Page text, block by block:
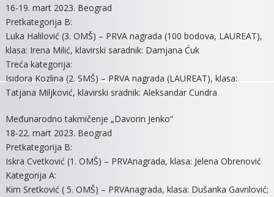
16-19. mart 2023. Beograd
Pretkategorija B:
Luka Halilović (3. OMŠ) – PRVA nagrada (100 bodova, LAUREAT),
klasa: Irena Milić, klavirski saradnik: Damjana Ćuk
Treća kategorija:
Isidora Kozlina (2. SMŠ) – PRVA nagrada (LAUREAT), klasa:
Tatjana Miljković, klavirski sradnik: Aleksandar Cundra
Međunarodno takmičenje „Davorin Jenko“
18-22. mart 2023. Beograd
Pretkategorija B:
Iskra Cvetković (1. OMŠ) – PRVAnagrada, klasa: Jelena Obrenović
Kategorija A:
Kim Sretković ( 5. OMŠ) – PRVAnagrada, klasa: Dušanka Gavrilović;